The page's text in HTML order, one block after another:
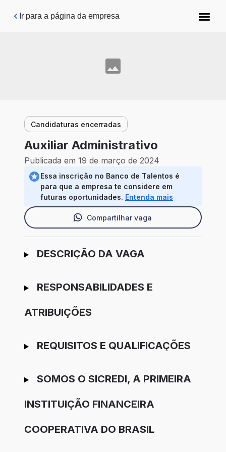
Pular para o conteúdo principal
Ir para a página da empresa
Candidaturas encerradas
Auxiliar Administrativo
Publicada em 19 de março de 2024
Essa inscrição no Banco de Talentos é
para que a empresa te considere em
futuras oportunidades. Entenda mais
Compartilhar vaga
Ir para candidatura
DESCRIÇÃO DA VAGA
RESPONSABILIDADES E
ATRIBUIÇÕES
REQUISITOS E QUALIFICAÇÕES
SOMOS O SICREDI, A PRIMEIRA
INSTITUIÇÃO FINANCEIRA
COOPERATIVA DO BRASIL